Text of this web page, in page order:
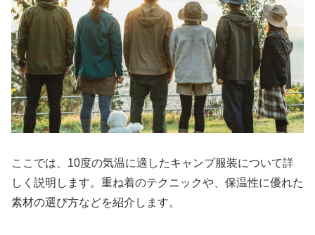
ここでは、10度の気温に適したキャンプ服装について詳
しく説明します。重ね着のテクニックや、保温性に優れた
素材の選び方などを紹介します。